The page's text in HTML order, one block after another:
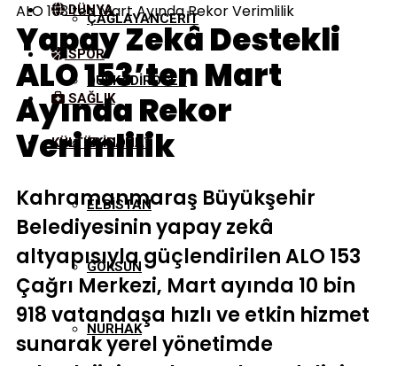
ÇAĞLAYANCERIT
DULKADIROĞLU
EKINÖZÜ
ELBISTAN
GÖKSUN
NURHAK
DÜNYA
SPOR
SAĞLIK
KÜLTÜR/SANAT
ALO 153’ten Mart Ayında Rekor Verimlilik
Yapay Zekâ Destekli
ALO 153’ten Mart
Ayında Rekor
Verimlilik
Kahramanmaraş Büyükşehir
Belediyesinin yapay zekâ
altyapısıyla güçlendirilen ALO 153
Çağrı Merkezi, Mart ayında 10 bin
918 vatandaşa hızlı ve etkin hizmet
sunarak yerel yönetimde